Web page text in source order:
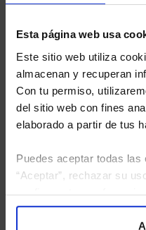
Esta página web usa
Este sitio web utiliza
almacenan y recuperan
Con tu permiso,
del sitio web con fines
elaborado a partir de tus
Puedes aceptar todas las
“Aceptar”, rechazar su
“Configuración”.
para más
He leídola política de
tratamiento de mis